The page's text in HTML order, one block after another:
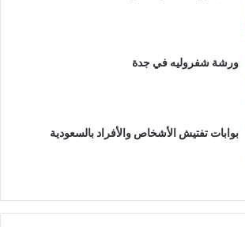
ورشة شفروليه في جدة
بوابات تفتيش الأشخاص والأفراد بالسعودية